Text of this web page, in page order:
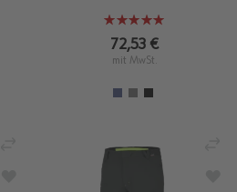
Bewertung:
97%
72,53 €
mit MwSt.
ZUR WUNSCHLISTE HINZUFÜGEN